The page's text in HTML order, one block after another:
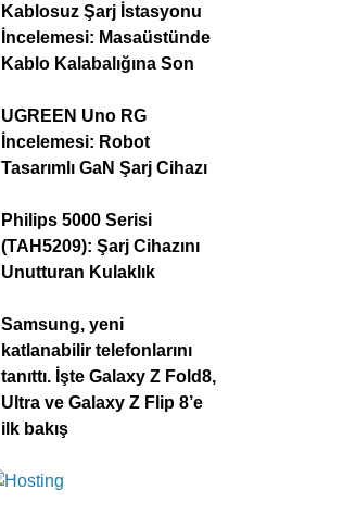
Kablosuz Şarj İstasyonu
İncelemesi: Masaüstünde
Kablo Kalabalığına Son
UGREEN Uno RG
İncelemesi: Robot
Tasarımlı GaN Şarj Cihazı
Philips 5000 Serisi
(TAH5209): Şarj Cihazını
Unutturan Kulaklık
Samsung, yeni
katlanabilir telefonlarını
tanıttı. İşte Galaxy Z Fold8,
Ultra ve Galaxy Z Flip 8’e
ilk bakış